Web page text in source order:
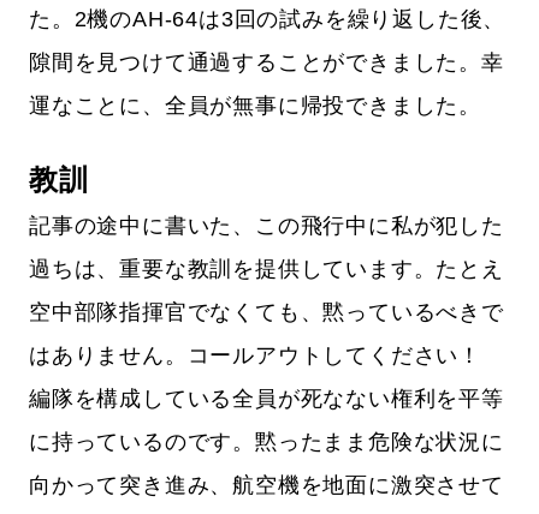
た。2機のAH-64は3回の試みを繰り返した後、
隙間を見つけて通過することができました。幸
運なことに、全員が無事に帰投できました。
教訓
記事の途中に書いた、この飛行中に私が犯した
過ちは、重要な教訓を提供しています。たとえ
空中部隊指揮官でなくても、黙っているべきで
はありません。コールアウトしてください！
編隊を構成している全員が死なない権利を平等
に持っているのです。黙ったまま危険な状況に
向かって突き進み、航空機を地面に激突させて